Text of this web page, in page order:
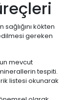
kökten
gereken
mevcut
tespiti.
listesi okunarak